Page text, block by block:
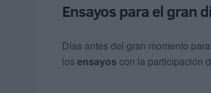
Ensayos para el gran
Días antes del gran momento
los ensayos con la participación